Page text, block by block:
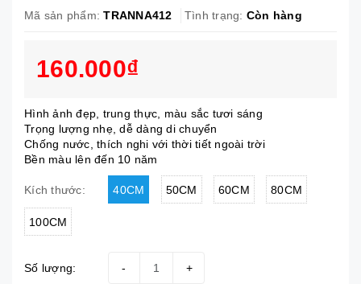
Mã sản phẩm: TRANNA412 Tình trạng: Còn hàng
160.000₫
Hình ảnh đẹp, trung thực, màu sắc tươi sáng
Trọng lượng nhẹ, dễ dàng di chuyển
Chống nước, thích nghi với thời tiết ngoài trời
Bền màu lên đến 10 năm
Kích thước: 40CM 50CM 60CM 80CM
100CM
Số lượng: +
-